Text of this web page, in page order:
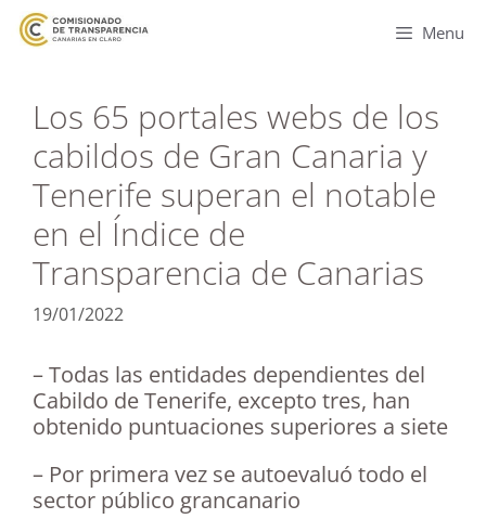
Menu
Los 65 portales webs de los
cabildos de Gran Canaria y
Tenerife superan el notable
en el Índice de
Transparencia de Canarias
19/01/2022
– Todas las entidades dependientes del
Cabildo de Tenerife, excepto tres, han
obtenido puntuaciones superiores a siete
– Por primera vez se autoevaluó todo el
sector público grancanario